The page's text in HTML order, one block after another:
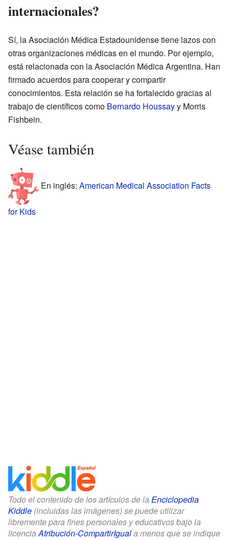
internacionales?
Sí, la Asociación Médica Estadounidense tiene lazos con
otras organizaciones médicas en el mundo. Por ejemplo,
está relacionada con la Asociación Médica Argentina. Han
firmado acuerdos para cooperar y compartir
conocimientos. Esta relación se ha fortalecido gracias al
trabajo de científicos como Bernardo Houssayy Morris
Fishbein.
Véase también
En inglés: American Medical Association Facts
for Kids
Todo el contenido de los artículos de la Enciclopedia
Kiddle (incluidas las imágenes) se puede utilizar
libremente para fines personales y educativos bajo la
licenciaAtribución-CompartirIguala menos que se indique